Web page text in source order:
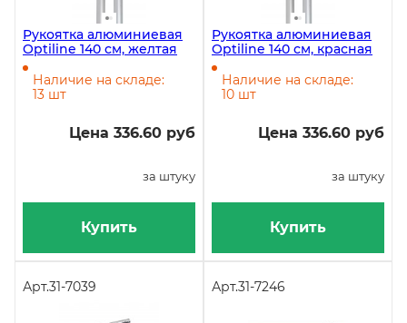
Рукоятка алюминиевая
Optiline 140 см, желтая
Наличие на складе:
13 шт
Цена 336.60 руб
за штуку
Купить
Рукоятка алюминиевая
Optiline 140 см, красная
Наличие на складе:
10 шт
Цена 336.60 руб
за штуку
Купить
Арт.31-7039 Арт.31-7246